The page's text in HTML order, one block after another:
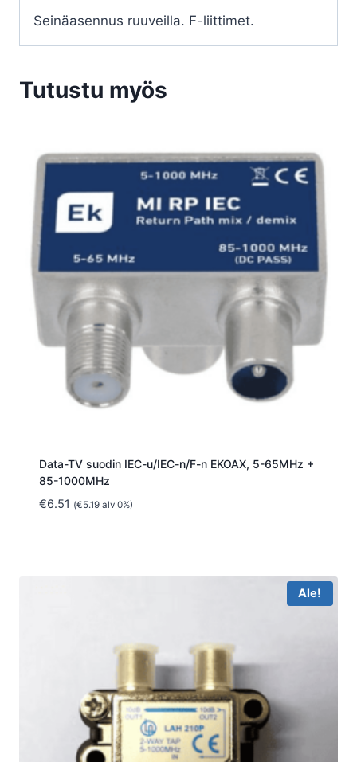
Seinäasennus ruuveilla. F-liittimet.
Tutustu myös
Data-TV suodin IEC-u/IEC-n/F-n EKOAX, 5-65MHz +
85-1000MHz
€6.51 (€5.19alv 0%)
Ale!